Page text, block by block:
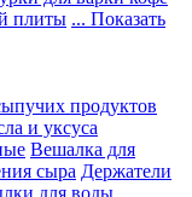
плиты ... Показать
продуктов
и уксуса
Вешалка для
сыра Держатели
для воды